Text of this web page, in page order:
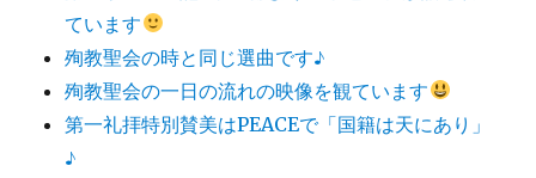
ています
殉教聖会の時と同じ選曲です♪
殉教聖会の一日の流れの映像を観ています
第一礼拝特別賛美はPEACEで「国籍は天にあり」
♪